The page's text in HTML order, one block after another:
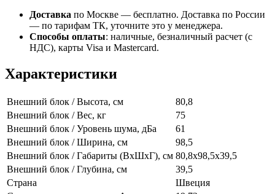
Доставка по Москве — бесплатно. Доставка по России
— по тарифам ТК, уточните это у менеджера.
Способы оплаты: наличные, безналичный расчет (с
НДС), карты Visa и Mastercard.
Характеристики
Внешний блок / Высота, см
80,8
Внешний блок / Вес, кг
75
Внешний блок / Уровень шума, дБа
61
Внешний блок / Ширина, см
98,5
Внешний блок / Габариты (ВхШхГ), см 80,8х98,5х39,5
Внешний блок / Глубина, см
39,5
Страна
Швеция